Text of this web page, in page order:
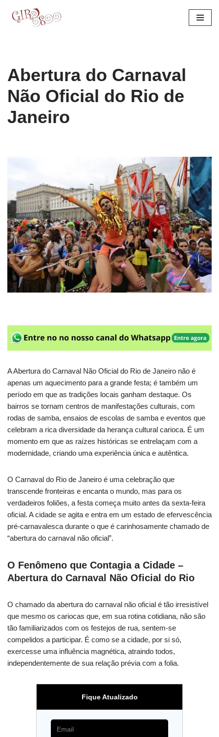
Abertura do Carnaval
Não Oficial do Rio de
Janeiro
A Abertura do Carnaval Não Oficial do Rio de Janeiro não é
apenas um aquecimento para a grande festa; é também um
período em que as tradições locais ganham destaque. Os
bairros se tornam centros de manifestações culturais, com
rodas de samba, ensaios de escolas de samba e eventos que
celebram a rica diversidade da herança cultural carioca. É um
momento em que as raízes históricas se entrelaçam com a
modernidade, criando uma experiência única e autêntica.
O Carnaval do Rio de Janeiro é uma celebração que
transcende fronteiras e encanta o mundo, mas para os
verdadeiros foliões, a festa começa muito antes da sexta-feira
oficial. A cidade se agita e entra em um estado de efervescência
pré-carnavalesca durante o que é carinhosamente chamado de
“abertura do carnaval não oficial”.
O Fenômeno que Contagia a Cidade –
Abertura do Carnaval Não Oficial do Rio
O chamado da abertura do carnaval não oficial é tão irresistível
que mesmo os cariocas que, em sua rotina cotidiana, não são
tão familiarizados com os festejos de rua, sentem-se
compelidos a participar. É como se a cidade, por si só,
exercesse uma influência magnética, atraindo todos,
independentemente de sua relação prévia com a folia.
Fique Atualizado